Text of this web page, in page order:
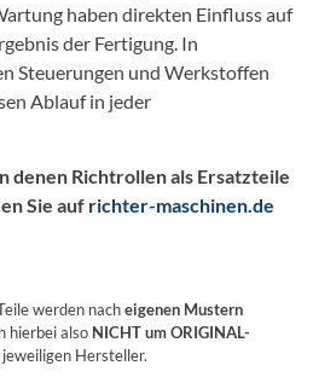
haben direkten Einfluss auf
der Fertigung. In
Steuerungen und Werkstoffen
Ablauf in jeder
denen Richtrollen als Ersatzteile
Sie auf richter-maschinen.de
werden nacheigenen Mustern
hierbei also NICHT um ORIGINAL-
Hersteller.